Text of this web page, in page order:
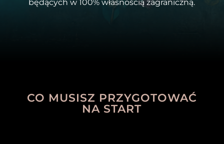
będących w 100% własnością zagraniczną.
CO MUSISZ PRZYGOTOWAĆ
NA START